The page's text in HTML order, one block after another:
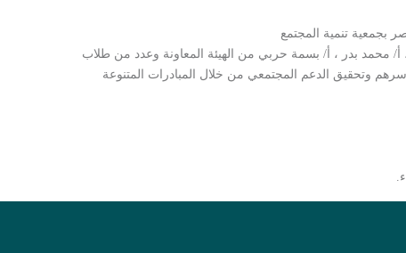
أ/ محمد بدر ، أ/ بسمة حربي من الهيئة المعاونة وعدد من طلاب
وتحقيق الدعم المجتمعي من خلال المبادرات المتنوعة